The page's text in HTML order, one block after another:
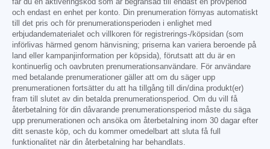
får du en aktiveringskod som är begränsad till endast en provperiod
och endast en enhet per konto. Din prenumeration förnyas automatiskt
till det pris och för prenumerationsperioden i enlighet med
erbjudandematerialet och villkoren för registrerings-/köpsidan (som
införlivas härmed genom hänvisning; priserna kan variera beroende på
land eller kampanjinformation per köpsida), förutsatt att du är en
kontinuerlig och oavbruten prenumerationsanvändare. För användare
med betalande prenumerationer gäller att om du säger upp
prenumerationen fortsätter du att ha tillgång till din/dina produkt(er)
fram till slutet av din betalda prenumerationsperiod. Om du vill få
återbetalning för din dåvarande prenumerationsperiod måste du säga
upp prenumerationen och ansöka om återbetalning inom 30 dagar efter
ditt senaste köp, och du kommer omedelbart att sluta få full
funktionalitet när din återbetalning har behandlats.